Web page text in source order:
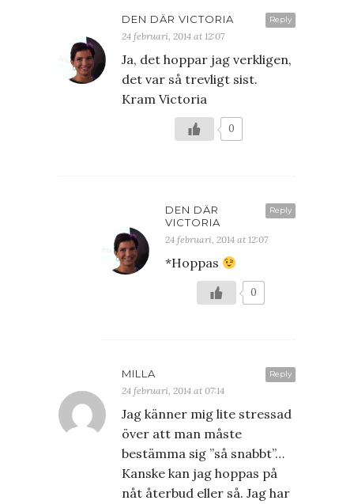
Reply
DEN DÄR VICTORIA
24 februari, 2014 at 12:07
Ja, det hoppar jag verkligen,
det var så trevligt sist.
Kram Victoria
0
Reply
DEN DÄR
VICTORIA
24 februari, 2014 at 12:07
*Hoppas
0
Reply
MILLA
24 februari, 2014 at 07:14
Jag känner mig lite stressad
över att man måste
bestämma sig ”så snabbt”…
Kanske kan jag hoppas på
nåt återbud eller så. Jag har